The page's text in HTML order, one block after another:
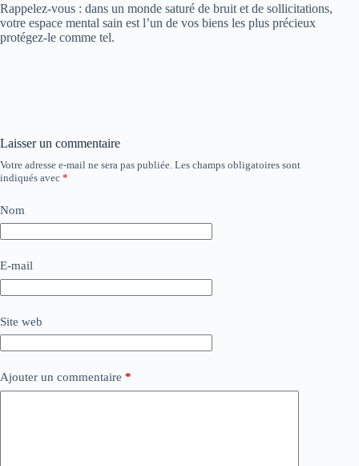
Rappelez-vous : dans un monde saturé de bruit et de sollicitations,
votre espace mental sain est l’un de vos biens les plus précieux
protégez-le comme tel.
Laisser un commentaire
Votre adresse e-mail ne sera pas publiée. Les champs obligatoires sont
indiqués avec *
Nom
E-mail
Site web
Ajouter un commentaire *